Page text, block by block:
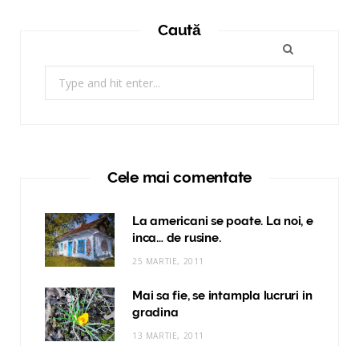
Caută
for:
Cele mai comentate
La americani se poate. La noi, e
inca… de rusine.
25 MARTIE, 2011
Mai sa fie, se intampla lucruri in
gradina
13 MARTIE, 2011